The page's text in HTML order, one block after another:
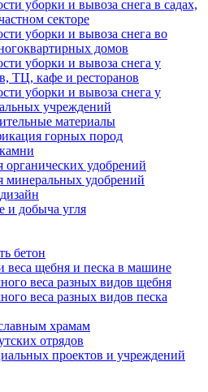
уборки и вывоза снега в садах,
секторе
уборки и вывоза снега во
домов
уборки и вывоза снега у
ТЦ, кафе и ресторанов
уборки и вывоза снега у
учреждений
материалы
горных пород
органических удобрений
минеральных удобрений
и добыча угля
бетон
веса щебня и песка в машине
веса разных видов щебня
веса разных видов песка
храмам
отрядов
проектов и учреждений